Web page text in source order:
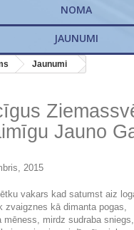
NOMA
JAUNUMI
Jaunumi
Jauno
2015
vakars kad satumst aiz
zvaigznes kā dimanta pogas,
mēness, mirdz sudraba sniegs,